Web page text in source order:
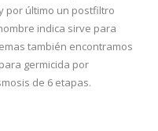
por último un postfiltro
indica sirve para
también encontramos
germicida por
de 6 etapas.